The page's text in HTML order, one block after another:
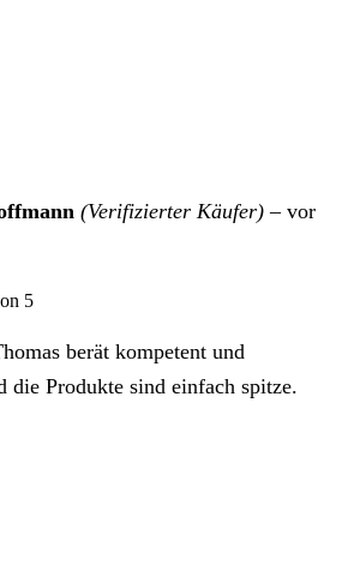
(Verifizierter Käufer) – vor
5
berät kompetent und
die Produkte sind einfach spitze.